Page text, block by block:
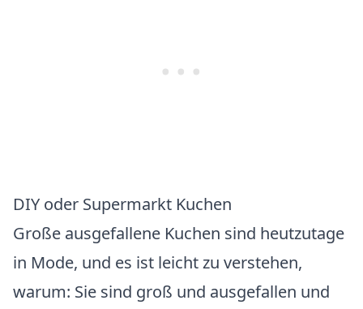
DIY oder Supermarkt Kuchen
Große ausgefallene Kuchen sind heutzutage
in Mode, und es ist leicht zu verstehen,
warum: Sie sind groß und ausgefallen und